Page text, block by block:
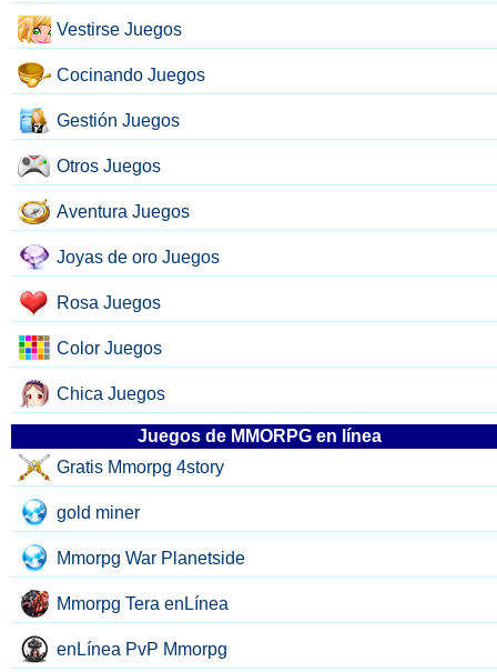
Vestirse Juegos
Cocinando Juegos
Gestión Juegos
Otros Juegos
Aventura Juegos
Joyas de oro Juegos
Rosa Juegos
Color Juegos
Chica Juegos
Juegos de MMORPG en línea
Gratis Mmorpg 4story
gold miner
Mmorpg War Planetside
Mmorpg Tera enLínea
enLínea PvP Mmorpg